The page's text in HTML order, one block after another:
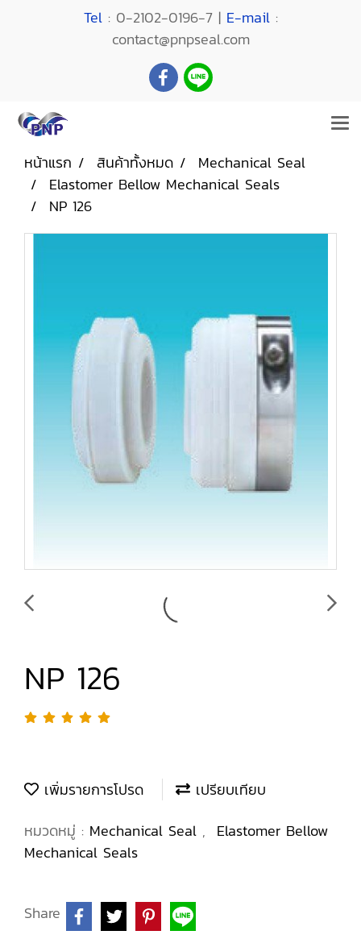
Tel: 0-2102-0196-7 | E-mail:
contact@pnpseal.com
หน้าแรก สินค้าทั้งหมด
Mechanical Seal
Elastomer Bellow Mechanical Seals
NP 126
NP 126
เพิ่มรายการโปรด
เปรียบเทียบ
หมวดหมู่ : Mechanical Seal , Elastomer Bellow
Mechanical Seals
Share